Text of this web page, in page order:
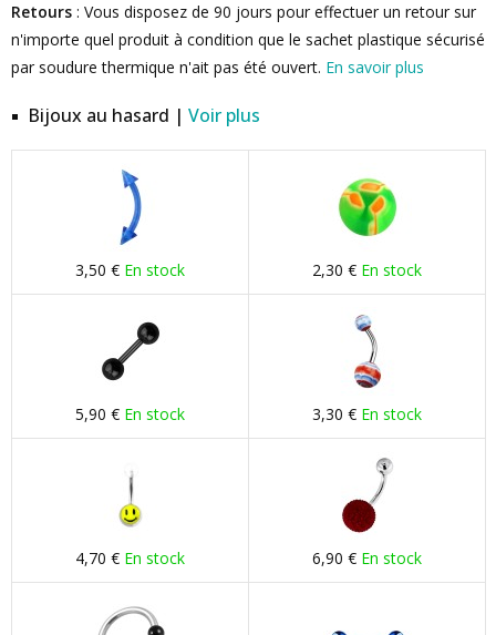
Retours : Vous disposez de 90 jours pour effectuer un retour sur
n'importe quel produit à condition que le sachet plastique sécurisé
par soudure thermique n'ait pas été ouvert. En savoir plus
Bijoux au hasard | Voir plus
3,50 € En stock 2,30 € En stock
5,90 € En stock 3,30 € En stock
4,70 € En stock 6,90 € En stock